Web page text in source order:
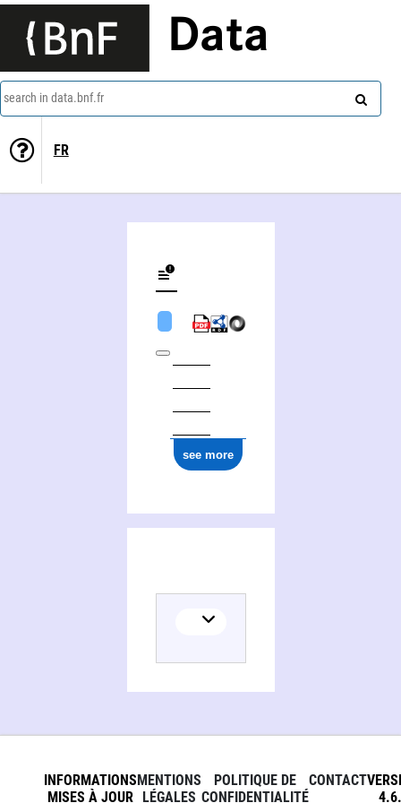
Data
search in data.bnf.fr
FR
see more
INFORMATIONS
MISES À JOUR
MENTIONS
LÉGALES
POLITIQUE DE
CONFIDENTIALITÉ
CONTACT